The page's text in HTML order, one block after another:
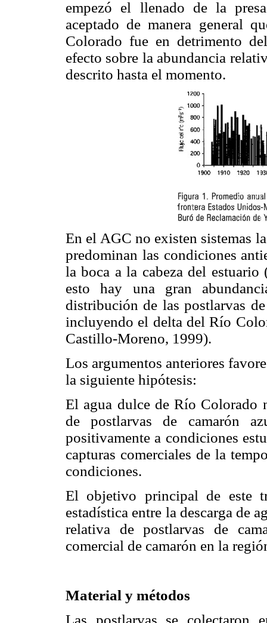
empezó el llenado de la
aceptado de manera general
Colorado fue en detrimento
efecto sobre la abundancia
descrito hasta el momento.
En el AGC no existen sistemas
predominan las condiciones
la boca a la cabeza del
esto hay una gran
distribución de las postlarvas
incluyendo el delta del Río
Castillo-Moreno, 1999).
Los argumentos anteriores
la siguiente hipótesis:
El agua dulce de Río Colorado
de postlarvas de camarón
positivamente a condiciones
capturas comerciales de la
condiciones.
El objetivo principal de este
estadística entre la descarga de
relativa de postlarvas de
comercial de camarón en la
Material y métodos
Las postlarvas se colectaron